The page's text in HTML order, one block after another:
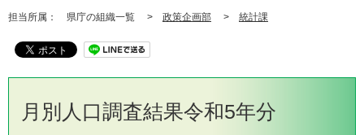
担当所属： 県庁の組織一覧 > 政策企画部 > 統計課
月別人口調査結果令和5年分